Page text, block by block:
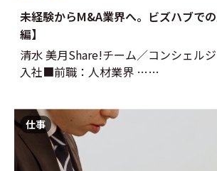
未経験からM&A業界へ。ビズハブで
編】
清水 美月Share!チーム／コンシェル
入社■前職：人材業界 ……
仕事